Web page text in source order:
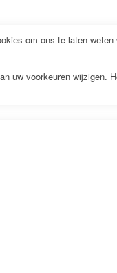
om ons te laten
uw voorkeuren